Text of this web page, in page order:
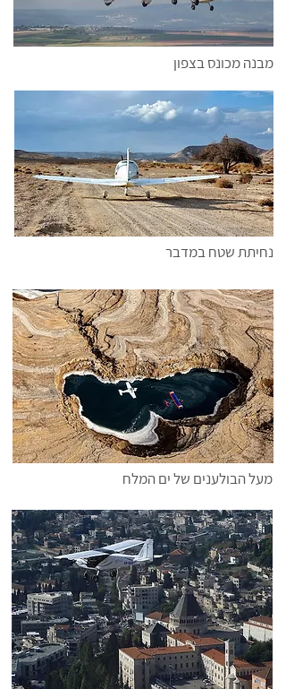
מבנה מכונס בצפון
נחיתת שטח במדבר
מעל הבולענים של ים המלח